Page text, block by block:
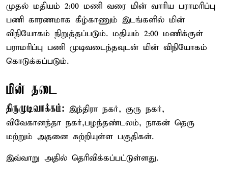
முதல் மதியம் 2:00 மணி வரை மின் வாரிய பராமரிப்பு
பணி காரணமாக கீழ்காணும் இடங்களில் மின்
விநியோகம் நிறுத்தப்படும். மதியம் 2:00 மணிக்குள்
பராமரிப்பு பணி முடிவடைந்தவுடன் மின் விநியோகம்
கொடுக்கப்படும்.
மின் தடை
திருமுடிவாக்கம்: இந்திரா நகர், குரு நகர்,
விவேகானந்தா நகர்,பழந்தண்டலம், நாகன் தெரு
மற்றும் அதனை சுற்றியுள்ள பகுதிகள்.
இவ்வாறு அதில் தெரிவிக்கப்பட்டுள்ளது.